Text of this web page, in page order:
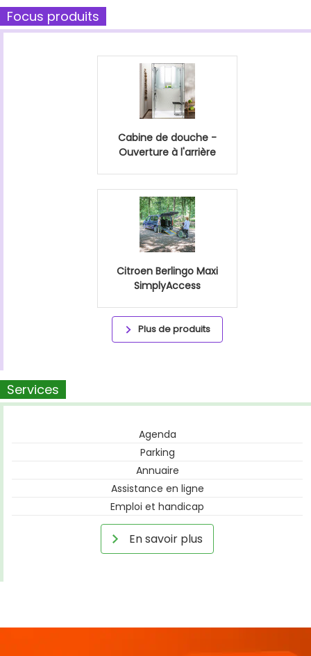
Focus produits
Cabine de douche -
Ouverture à l'arrière
Citroen Berlingo Maxi
SimplyAccess
Plus de produits
Services
Agenda
Parking
Annuaire
Assistance en ligne
Emploi et handicap
En savoir plus